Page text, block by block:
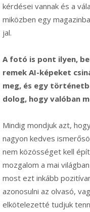
kérdései vannak és a
miközben egy
jal.
A fotó is pont ilyen,
remek AI-képeket
meg, és egy
dolog, hogy valóban
Mindig mondjuk azt,
nagyon kedves
nem közösséget kell
mozgalom a mai
most ezt inkább
azonosulni az olvasó,
elkötelezetté tudjuk